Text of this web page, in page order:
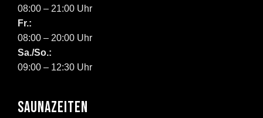
08:00 – 21:00 Uhr
Fr.:
08:00 – 20:00 Uhr
Sa./So.:
09:00 – 12:30 Uhr
SAUNAZEITEN